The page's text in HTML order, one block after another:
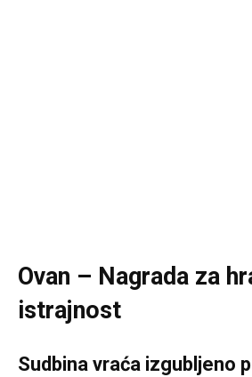
Ovan – Nagrada za
istrajnost
Sudbina vraća izgubljeno